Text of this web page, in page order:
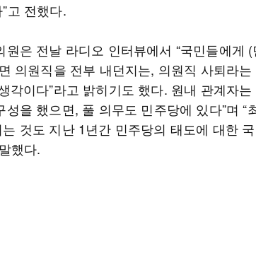
고 전했다.
은 전날 라디오 인터뷰에서 “국민들에게 (
의원직을 전부 내던지는, 의원직 사퇴라는
각이다”라고 밝히기도 했다. 원내 관계자는
을 했으면, 풀 의무도 민주당에 있다”며 “
것도 지난 1년간 민주당의 태도에 대한
했다.